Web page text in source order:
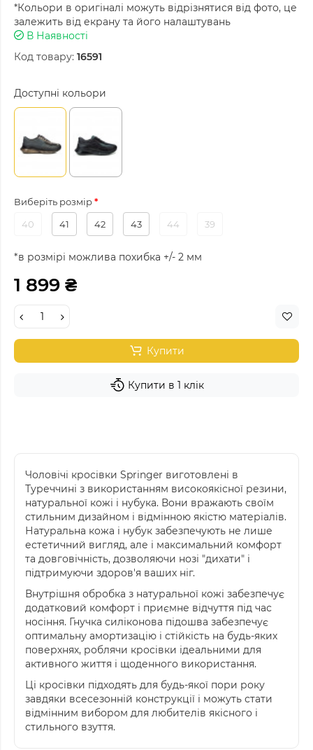
*Кольори в оригіналі можуть відрізнятися від фото, це
залежить від екрану та його налаштувань
В Наявності
Код товару: 16591
Доступні кольори
Виберіть розмір
40
41 42 43 44 39
*в розмірі можлива похибка +/- 2 мм
1 899 ₴
Купити
Купити в 1 клік
Чоловічі кросівки Springer виготовлені в
Туреччині з використанням високоякісної резини,
натуральної кожі і нубука. Вони вражають своїм
стильним дизайном і відмінною якістю матеріалів.
Натуральна кожа і нубук забезпечують не лише
естетичний вигляд, але і максимальний комфорт
та довговічність, дозволяючи нозі "дихати" і
підтримуючи здоров'я ваших ніг.
Внутрішня обробка з натуральної кожі забезпечує
додатковий комфорт і приємне відчуття під час
носіння. Гнучка силіконова підошва забезпечує
оптимальну амортизацію і стійкість на будь-яких
поверхнях, роблячи кросівки ідеальними для
активного життя і щоденного використання.
Ці кросівки підходять для будь-якої пори року
завдяки всесезонній конструкції і можуть стати
відмінним вибором для любителів якісного і
стильного взуття.